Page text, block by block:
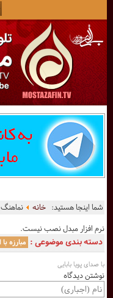
شما اینجا هستید:خانه
نرم افزار مبدل نصب نیست.
دسته بندی موضوعی : مبارزه
با صدای پویا بابایی
نوشتن دیدگاه